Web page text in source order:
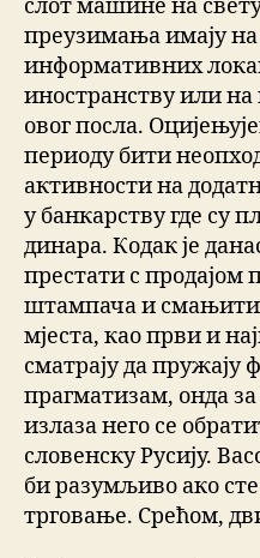
слот машине на
преузимања имају
информативних
иностранству или на
овог посла.
периоду бити
активности на
у банкарству где су
динара. Кодак је
престати с продајом
штампача и смањити
мјеста, као први и
сматрају да пружају
прагматизам, онда за
излаза него се
словенску Русију.
би разумљиво ако
трговање. Срећом,